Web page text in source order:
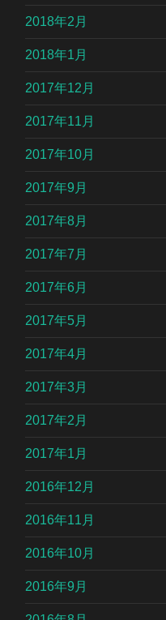
2018年2月
2018年1月
2017年12月
2017年11月
2017年10月
2017年9月
2017年8月
2017年7月
2017年6月
2017年5月
2017年4月
2017年3月
2017年2月
2017年1月
2016年12月
2016年11月
2016年10月
2016年9月